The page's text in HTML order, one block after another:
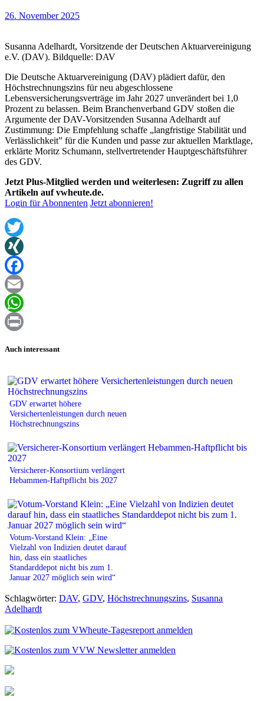
26. November 2025
Susanna Adelhardt, Vorsitzende der Deutschen Aktuarvereinigung
e.V. (DAV). Bildquelle: DAV
Die Deutsche Aktuarvereinigung (DAV) plädiert dafür, den
Höchstrechnungszins für neu abgeschlossene
Lebensversicherungsverträge im Jahr 2027 unverändert bei 1,0
Prozent zu belassen. Beim Branchenverband GDV stoßen die
Argumente der DAV-Vorsitzenden Susanna Adelhardt auf
Zustimmung: Die Empfehlung schaffe „langfristige Stabilität und
Verlässlichkeit” für die Kunden und passe zur aktuellen Marktlage,
erklärte Moritz Schumann, stellvertretender Hauptgeschäftsführer
des GDV.
Jetzt Plus-Mitglied werden und weiterlesen: Zugriff zu allen
Artikeln auf vwheute.de.
Login für Abonnenten Jetzt abonnieren!
Twitter
XING
Facebook
Email
WhatsApp
Auch interessant
GDV erwartet höhere
Versichertenleistungen durch neuen
Höchstrechnungszins
Versicherer-Konsortium verlängert
Hebammen-Haftpflicht bis 2027
Votum-Vorstand Klein: „Eine
Vielzahl von Indizien deutet darauf
hin, dass ein staatliches
Standarddepot nicht bis zum 1.
Januar 2027 möglich sein wird“
Schlagwörter: DAV, GDV, Höchstrechnungszins, Susanna
Adelhardt